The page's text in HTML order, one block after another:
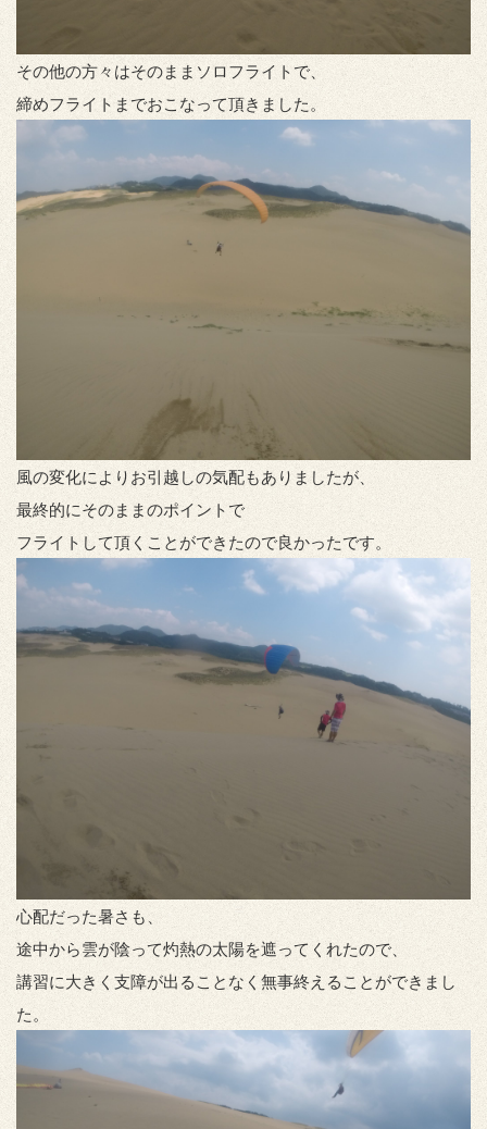
その他の方々はそのままソロフライトで、
締めフライトまでおこなって頂きました。
風の変化によりお引越しの気配もありましたが、
最終的にそのままのポイントで
フライトして頂くことができたので良かったです。
心配だった暑さも、
途中から雲が陰って灼熱の太陽を遮ってくれたので、
講習に大きく支障が出ることなく無事終えることができまし
た。